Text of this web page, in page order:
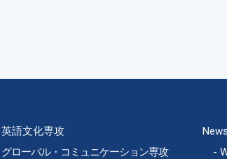
英語文化専攻
グローバル・コミュニケーション専攻
News